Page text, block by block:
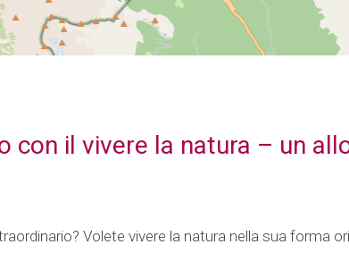
con il vivere la natura – un
Volete vivere la natura nella sua forma